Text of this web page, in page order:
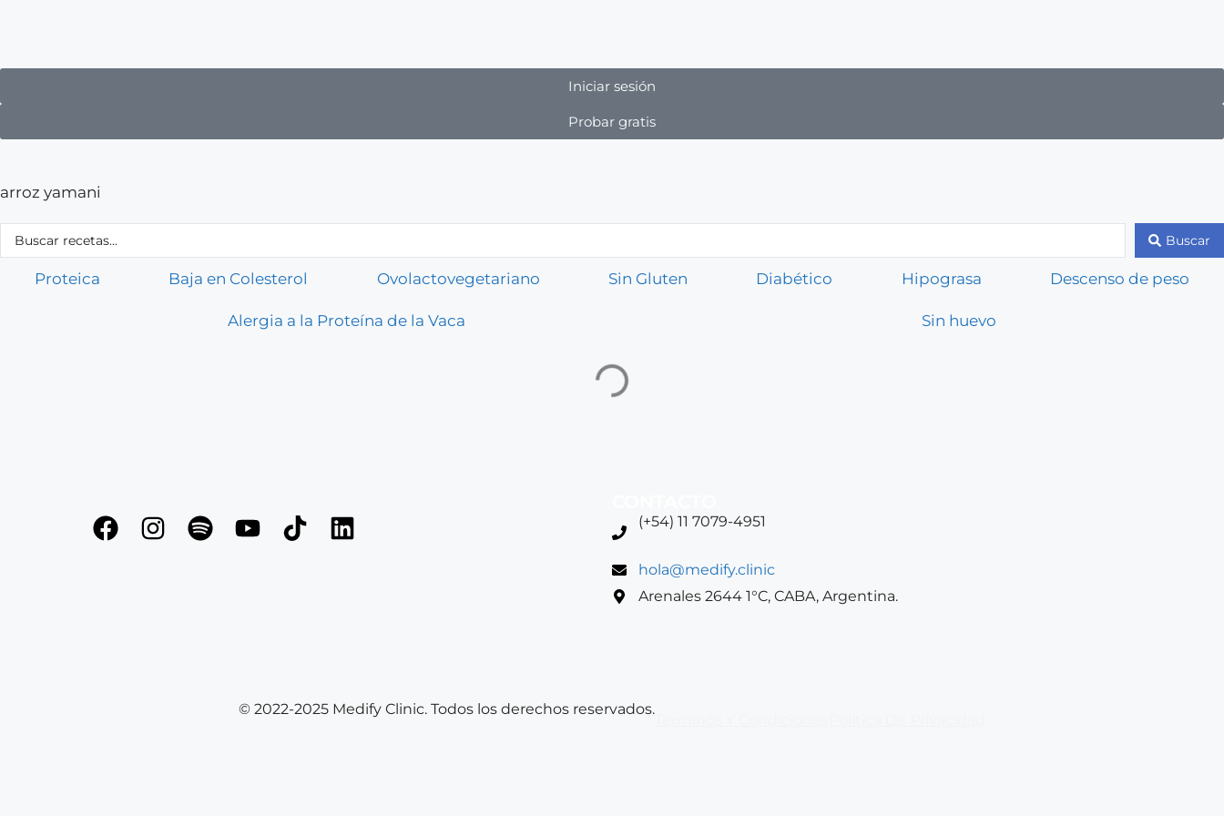
Iniciar sesión
Probar gratis
arroz yamani
Buscar
Proteica Baja en Colesterol Ovolactovegetariano Sin Gluten Diabético Hipograsa Descenso de peso
Alergia a la Proteína de la Vaca Sin huevo
(+54) 11 7079-4951
hola@medify.clinic
Arenales 2644 1°C, CABA, Argentina.
© 2022-2025 Medify Clinic. Todos los derechos reservados.